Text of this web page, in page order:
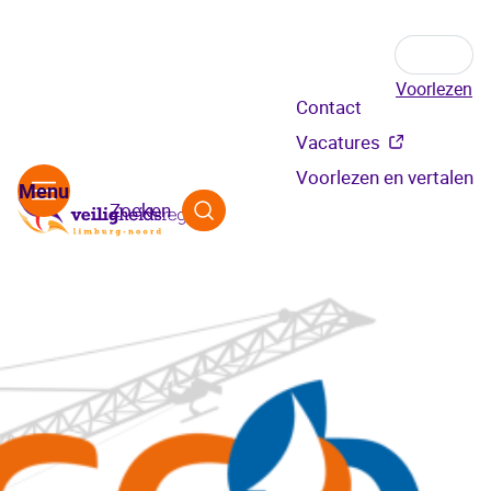
Voorlezen
Secundair
menu
Contact
Vacatures
Voorlezen en vertalen
Zoeken